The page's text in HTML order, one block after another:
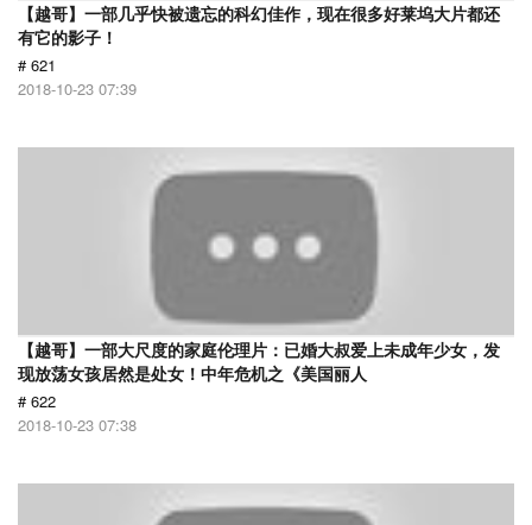
【越哥】一部几乎快被遗忘的科幻佳作，现在很多好莱坞大片都还
有它的影子！
# 621
2018-10-23 07:39
【越哥】一部大尺度的家庭伦理片：已婚大叔爱上未成年少女，发
现放荡女孩居然是处女！中年危机之《美国丽人
# 622
2018-10-23 07:38